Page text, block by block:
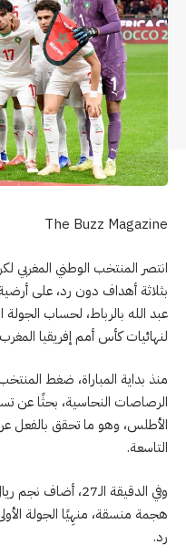
The Buzz Magazine
انتصر المنتخب الوطني المغربي
بثلاثة أهداف دون رد، على
عبد الله بالرباط، لحساب
لنهائيات كأس أمم إفريقيا المغرب 2025.
منذ بداية المباراة، ضغط
الرصاصات النحاسية، بحثًا
الأطلس، وهو ما تحقق بالفعل
التاسعة.
وفي الدقيقة الـ27،
هجمة منسقة، منهِيًا الجولة
رد.